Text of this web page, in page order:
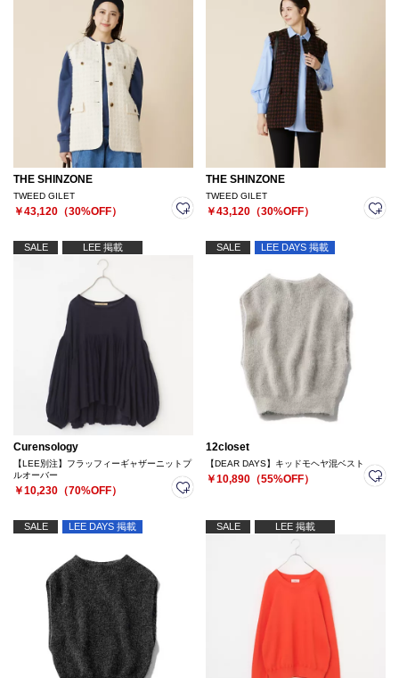
THE SHINZONE
TWEED GILET
￥43,120（30%OFF）
THE SHINZONE
TWEED GILET
￥43,120（30%OFF）
SALE LEE 掲載
Curensology
【LEE別注】フラッフィーギャザーニットプ
ルオーバー
￥10,230（70%OFF）
SALE LEE DAYS 掲載
12closet
【DEAR DAYS】キッドモヘヤ混ベスト
￥10,890（55%OFF）
SALE LEE DAYS 掲載 SALE LEE 掲載